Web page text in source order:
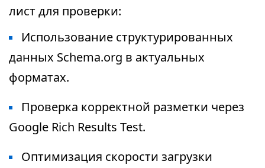
лист для проверки:
Использование структурированных
данных Schema.org в актуальных
форматах.
Проверка корректной разметки через
Google Rich Results Test.
Оптимизация скорости загрузки